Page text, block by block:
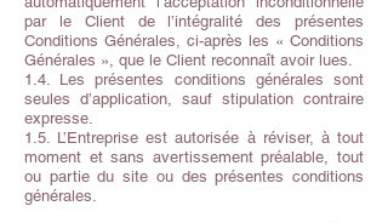
par le Client de l’intégralité des présentes
Conditions Générales, ci-après les « Conditions
Générales », que le Client reconnaît avoir lues.
1.4. Les présentes conditions générales sont
seules d’application, sauf stipulation contraire
expresse.
1.5. L’Entreprise est autorisée à réviser, à tout
moment et sans avertissement préalable, tout
ou partie du site ou des présentes conditions
générales.